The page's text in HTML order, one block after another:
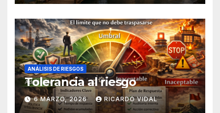
ANÁLISIS DE RIESGOS
Tolerancia al riesgo
6 MARZO, 2026 RICARDO VIDAL